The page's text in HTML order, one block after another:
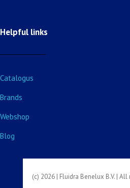
Helpful links
Catalogus
Brands
Webshop
Blog
(c) 2026 | Fluidra Benelux B.V. |